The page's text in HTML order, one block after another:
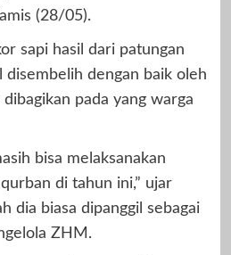
(28/05).
sapi hasil dari patungan
disembelih dengan baik oleh
pada yang warga
bisa melaksanakan
di tahun ini,” ujar
dia biasa dipanggil sebagai
ZHM.